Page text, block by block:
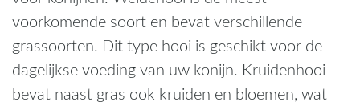
voorkomende soort en bevat verschillende
grassoorten. Dit type hooi is geschikt voor de
dagelijkse voeding van uw konijn. Kruidenhooi
bevat naast gras ook kruiden en bloemen, wat